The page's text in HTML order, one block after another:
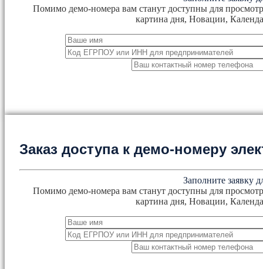
Помимо демо-номера вам станут доступны для
картина дня, Новации,
Заказ доступа к демо-номеру
Заполните заявку
Помимо демо-номера вам станут доступны для
картина дня, Новации,